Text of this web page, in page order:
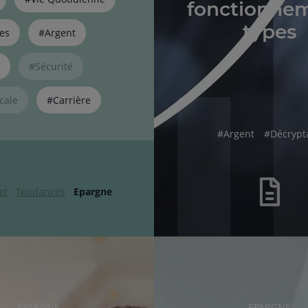
#Argent
#Sécurité
#Carrière
Tendances
Epargne
types
hashtag
#Argent hashtag
#